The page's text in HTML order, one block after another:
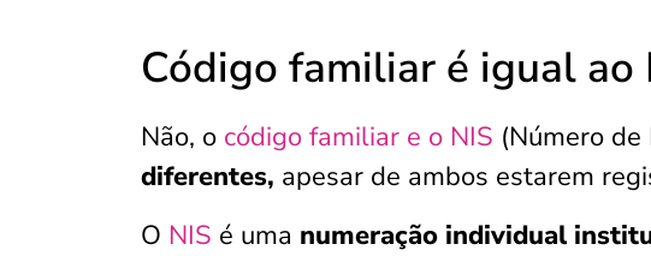
Código familiar é igual ao
Não, o código familiar e o NIS (Número
diferentes, apesar de ambos estarem
O NIS é uma numeração individual